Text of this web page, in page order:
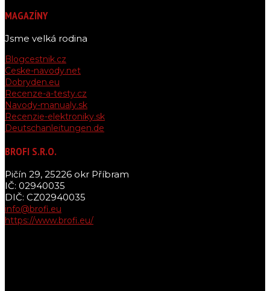
MAGAZÍNY
Jsme velká rodina
Blogcestnik.cz
Ceske-navody.net
Dobryden.eu
Recenze-a-testy.cz
Navody-manualy.sk
Recenzie-elektroniky.sk
Deutschanleitungen.de
BROFI S.R.O.
Pičín 29, 25226 okr Příbram
IČ: 02940035
DIČ: CZ02940035
info@brofi.eu
https://www.brofi.eu/